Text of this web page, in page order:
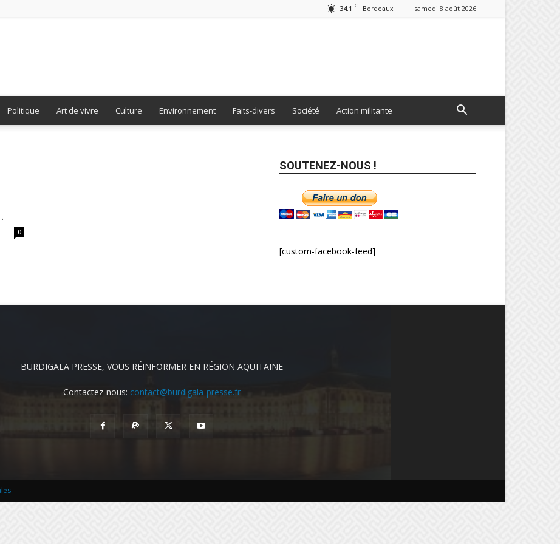
34.1 C Bordeaux samedi 8 août 2026
Burdigala
Politique Art de vivre Culture Environnement Faits-divers Société Action militante
0
SOUTENEZ-NOUS !
[custom-facebook-feed]
BURDIGALA PRESSE, VOUS RÉINFORMER EN RÉGION AQUITAINE
Contactez-nous: contact@burdigala-presse.fr